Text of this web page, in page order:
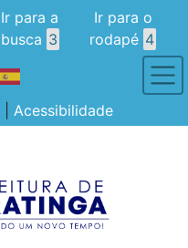
Ir para a
busca 3
Ir para o
rodapé 4
Acessibilidade